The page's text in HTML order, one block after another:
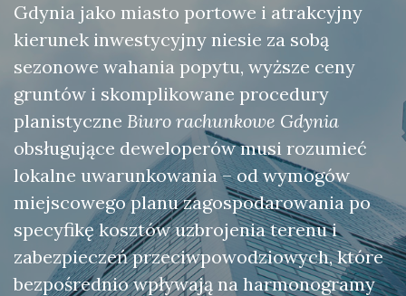
Gdynia jako miasto portowe i atrakcyjny
kierunek inwestycyjny niesie za sobą
sezonowe wahania popytu, wyższe ceny
gruntów i skomplikowane procedury
planistyczne Biuro rachunkowe Gdynia
obsługujące deweloperów musi rozumieć
lokalne uwarunkowania – od wymogów
miejscowego planu zagospodarowania po
specyfikę kosztów uzbrojenia terenu i
zabezpieczeń przeciwpowodziowych, które
bezpośrednio wpływają na harmonogramy